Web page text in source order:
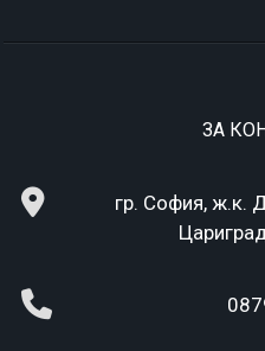
ЗА
гр. София, ж.к.